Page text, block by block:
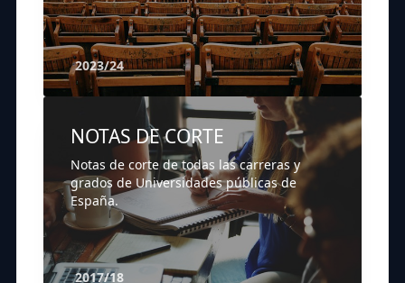
2023/24
NOTAS DE CORTE
Notas de corte de todas las carreras y
grados de Universidades públicas de
España.
2017/18